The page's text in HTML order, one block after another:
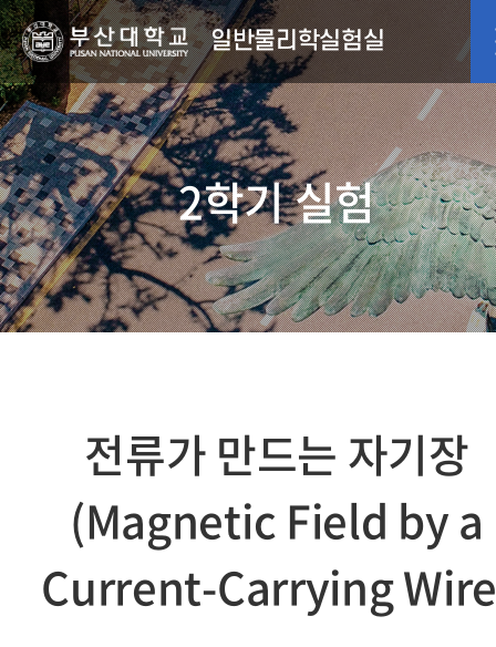
일반물리학실험실
2학기 실험
전류가 만드는 자기장
(Magnetic Field by a
Current-Carrying